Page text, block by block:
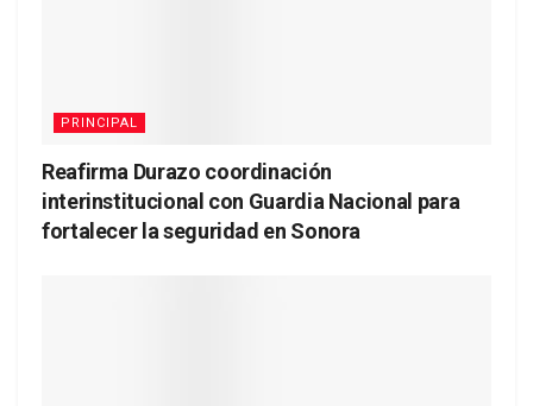
PRINCIPAL
Reafirma Durazo coordinación
interinstitucional con Guardia Nacional para
fortalecer la seguridad en Sonora